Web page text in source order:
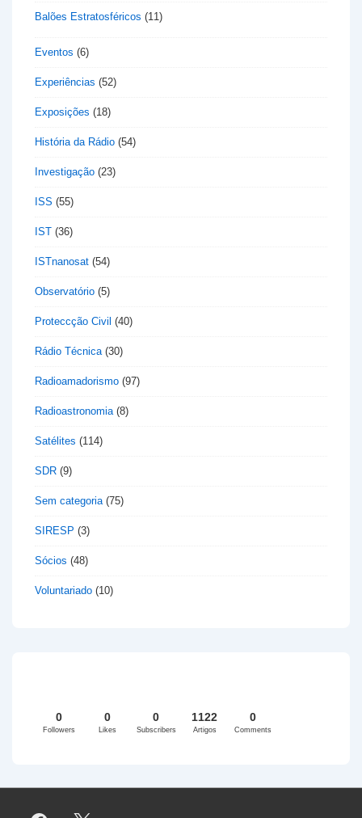
Balões Estratosféricos (11)
Eventos (6)
Experiências (52)
Exposições (18)
História da Rádio (54)
Investigação (23)
ISS (55)
IST (36)
ISTnanosat (54)
Observatório (5)
Proteccção Civil (40)
Rádio Técnica(30)
Radioamadorismo (97)
Radioastronomia(8)
Satélites (114)
SDR (9)
Sem categoria(75)
SIRESP (3)
Sócios (48)
Voluntariado (10)
0
Followers
0
Likes
0
Subscribers
1122
Artigos
0
Comments